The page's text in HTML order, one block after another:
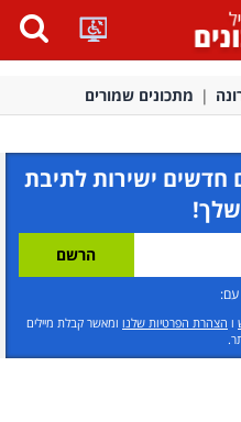
מתכונים שמורים
חדשים ישירות לתיבת
ו הצהרת הפרטיות שלנו ומאשר קבלת מיילים